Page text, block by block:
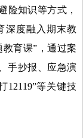
险知识等方式，
深度融入期末教
育课”，通过案
手抄报、应急演
12119”等关键技